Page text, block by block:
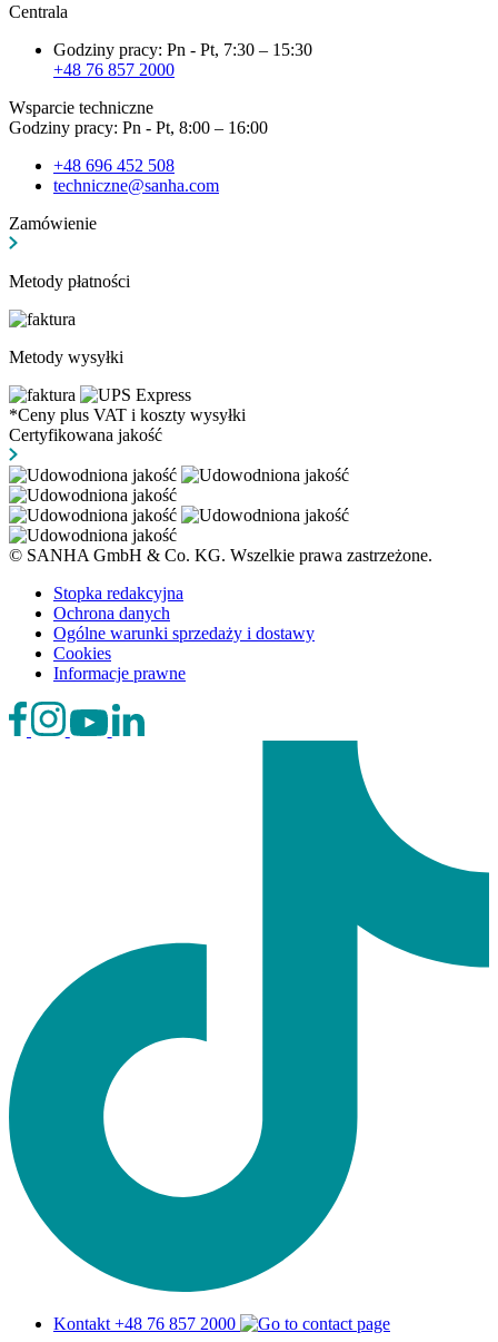
Centrala
Godziny pracy: Pn - Pt, 7:30 – 15:30
+48 76 857 2000
Wsparcie techniczne
Godziny pracy: Pn - Pt, 8:00 – 16:00
+48 696 452 508
techniczne@sanha.com
Zamówienie
Metody płatności
Metody wysyłki
*Ceny plus VAT i koszty wysyłki
Certyfikowana jakość
© SANHA GmbH & Co. KG. Wszelkie prawa zastrzeżone.
Stopka redakcyjna
Ochrona danych
Ogólne warunki sprzedaży i dostawy
Cookies
Informacje prawne
Kontakt +48 76 857 2000